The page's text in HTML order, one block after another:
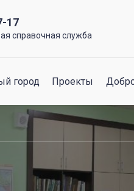
17
справочная служба
город Проекты